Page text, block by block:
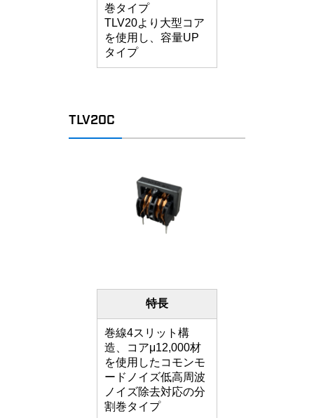
巻タイプ
TLV20より大型コア
を使用し、容量UP
タイプ
TLV20C
特長
巻線4スリット構
造、コアμ12,000材
を使用したコモンモ
ードノイズ低高周波
ノイズ除去対応の分
割巻タイプ